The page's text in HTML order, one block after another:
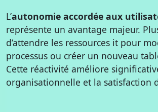
L’autonomie accordée aux
représente un avantage majeur.
d’attendre les ressources it pour
processus ou créer un nouveau
Cette réactivité améliore
organisationnelle et la satisfaction